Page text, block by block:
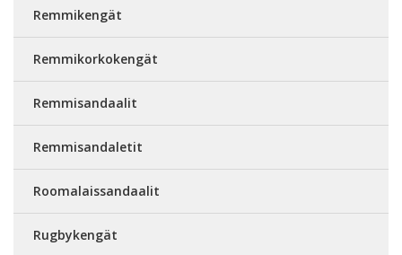
Remmikengät
Remmikorkokengät
Remmisandaalit
Remmisandaletit
Roomalaissandaalit
Rugbykengät